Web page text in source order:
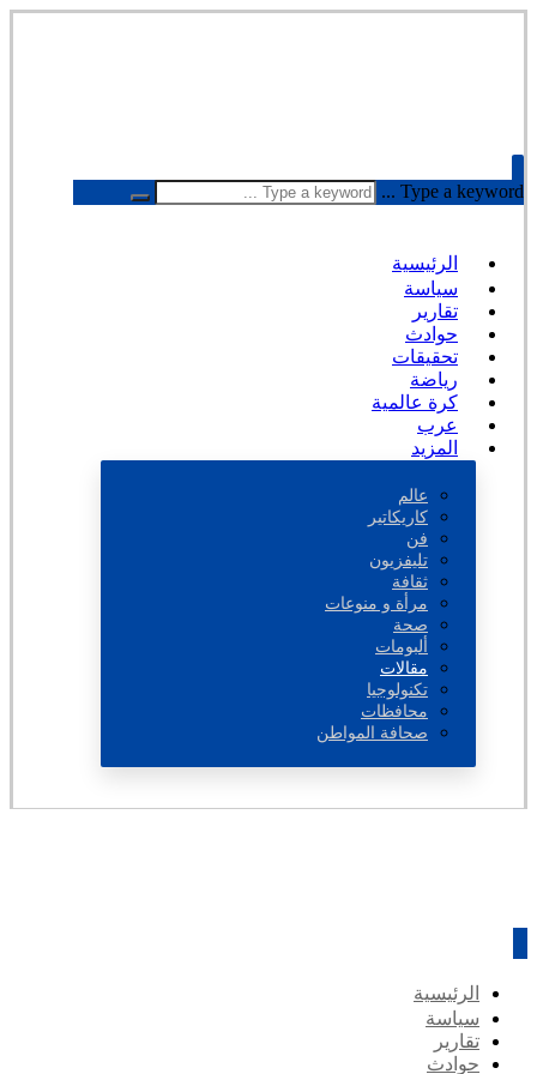
Type a keyword ...
الرئيسية
سياسة
تقارير
حوادث
تحقيقات
رياضة
كرة عالمية
عرب
المزيد
عالم
كاريكاتير
فن
تليفزيون
ثقافة
مرأة و منوعات
صحة
ألبومات
مقالات
تكنولوجيا
محافظات
صحافة المواطن
الرئيسية
سياسة
تقارير
حوادث